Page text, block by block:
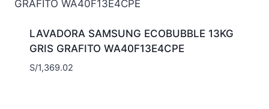
LAVADORA SAMSUNG ECOBUBBLE 13KG
GRIS GRAFITO WA40F13E4CPE
S/1,369.02